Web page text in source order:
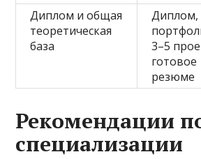
Диплом и общая
теоретическая
база
Диплом,
3–5
готовое
резюме
Рекомендации
специализации